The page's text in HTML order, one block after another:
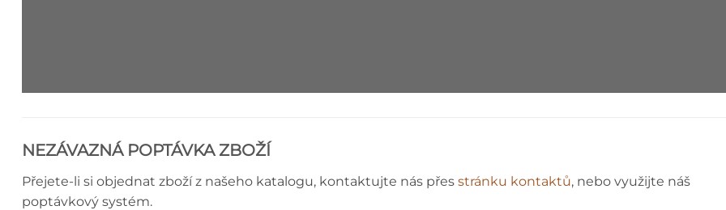
NEZÁVAZNÁ POPTÁVKA ZBOŽÍ
Přejete-li si objednat zboží z našeho katalogu, kontaktujte nás přes stránku kontaktů, nebo využijte náš
poptávkový systém.